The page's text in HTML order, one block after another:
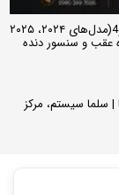
راهنمای جامع آپشن‌های تخصصی تویوتا کرولا کراس لوین راو4(مدل‌های ۲۰۲۴، ۲۰۲۵
دنده عقب و سنسور دنده
| سلما سیستم، مرکز